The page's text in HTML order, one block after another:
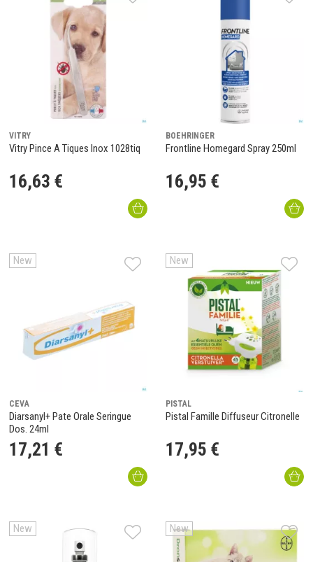
VITRY
Vitry Pince A Tiques Inox 1028tiq
16,63 €
BOEHRINGER
Frontline Homegard Spray 250ml
16,95 €
New
CEVA
Diarsanyl+ Pate Orale Seringue
Dos. 24ml
17,21 €
New
PISTAL
Pistal Famille Diffuseur Citronelle
17,95 €
New New